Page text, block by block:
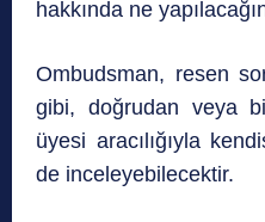
hakkında ne
Ombudsman, resen
gibi, doğrudan veya
üyesi aracılığıyla
de inceleyebilecektir.